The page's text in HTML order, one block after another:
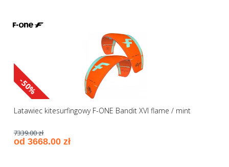
-50%
Latawiec kitesurfingowy F-ONE Bandit XVI flame / mint
7339.00 zł
od 3668.00 zł